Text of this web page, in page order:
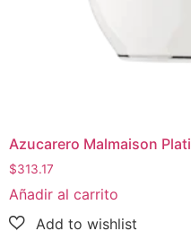
Azucarero Malmaison
$313.17
Añadir al carrito